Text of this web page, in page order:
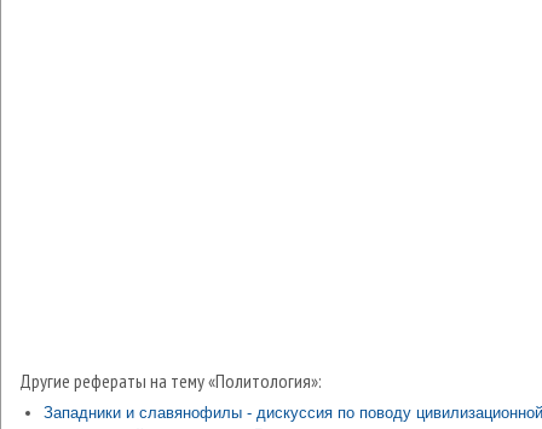
Другие рефераты на тему «Политология»:
Западники и славянофилы - дискуссия по поводу цивилизационной